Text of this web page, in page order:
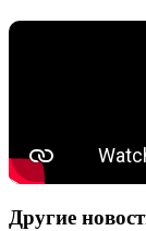
Другие